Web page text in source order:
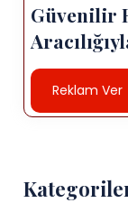
Güvenilir
Reklam Ver